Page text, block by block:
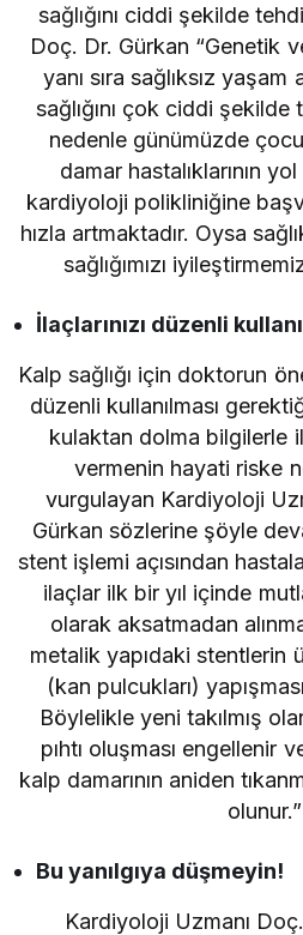
sağlığını ciddi şekilde
Doç. Dr. Gürkan “Genetik
yanı sıra sağlıksız yaşam
sağlığını çok ciddi
nedenle günümüzde
damar hastalıklarının
kardiyoloji polikliniğine
hızla artmaktadır. Oysa
sağlığımızı
İlaçlarınızı düzenli
Kalp sağlığı için doktorun
düzenli kullanılması
kulaktan dolma bilgilerle
vermenin hayati riske
vurgulayan Kardiyoloji
Gürkan sözlerine şöyle
stent işlemi açısından
ilaçlar ilk bir yıl içinde
olarak aksatmadan
metalik yapıdaki stentlerin
(kan pulcukları)
Böylelikle yeni takılmış
pıhtı oluşması engellenir
kalp damarının aniden
olunur.”
Bu yanılgıya düşmeyin!
Kardiyoloji Uzmanı